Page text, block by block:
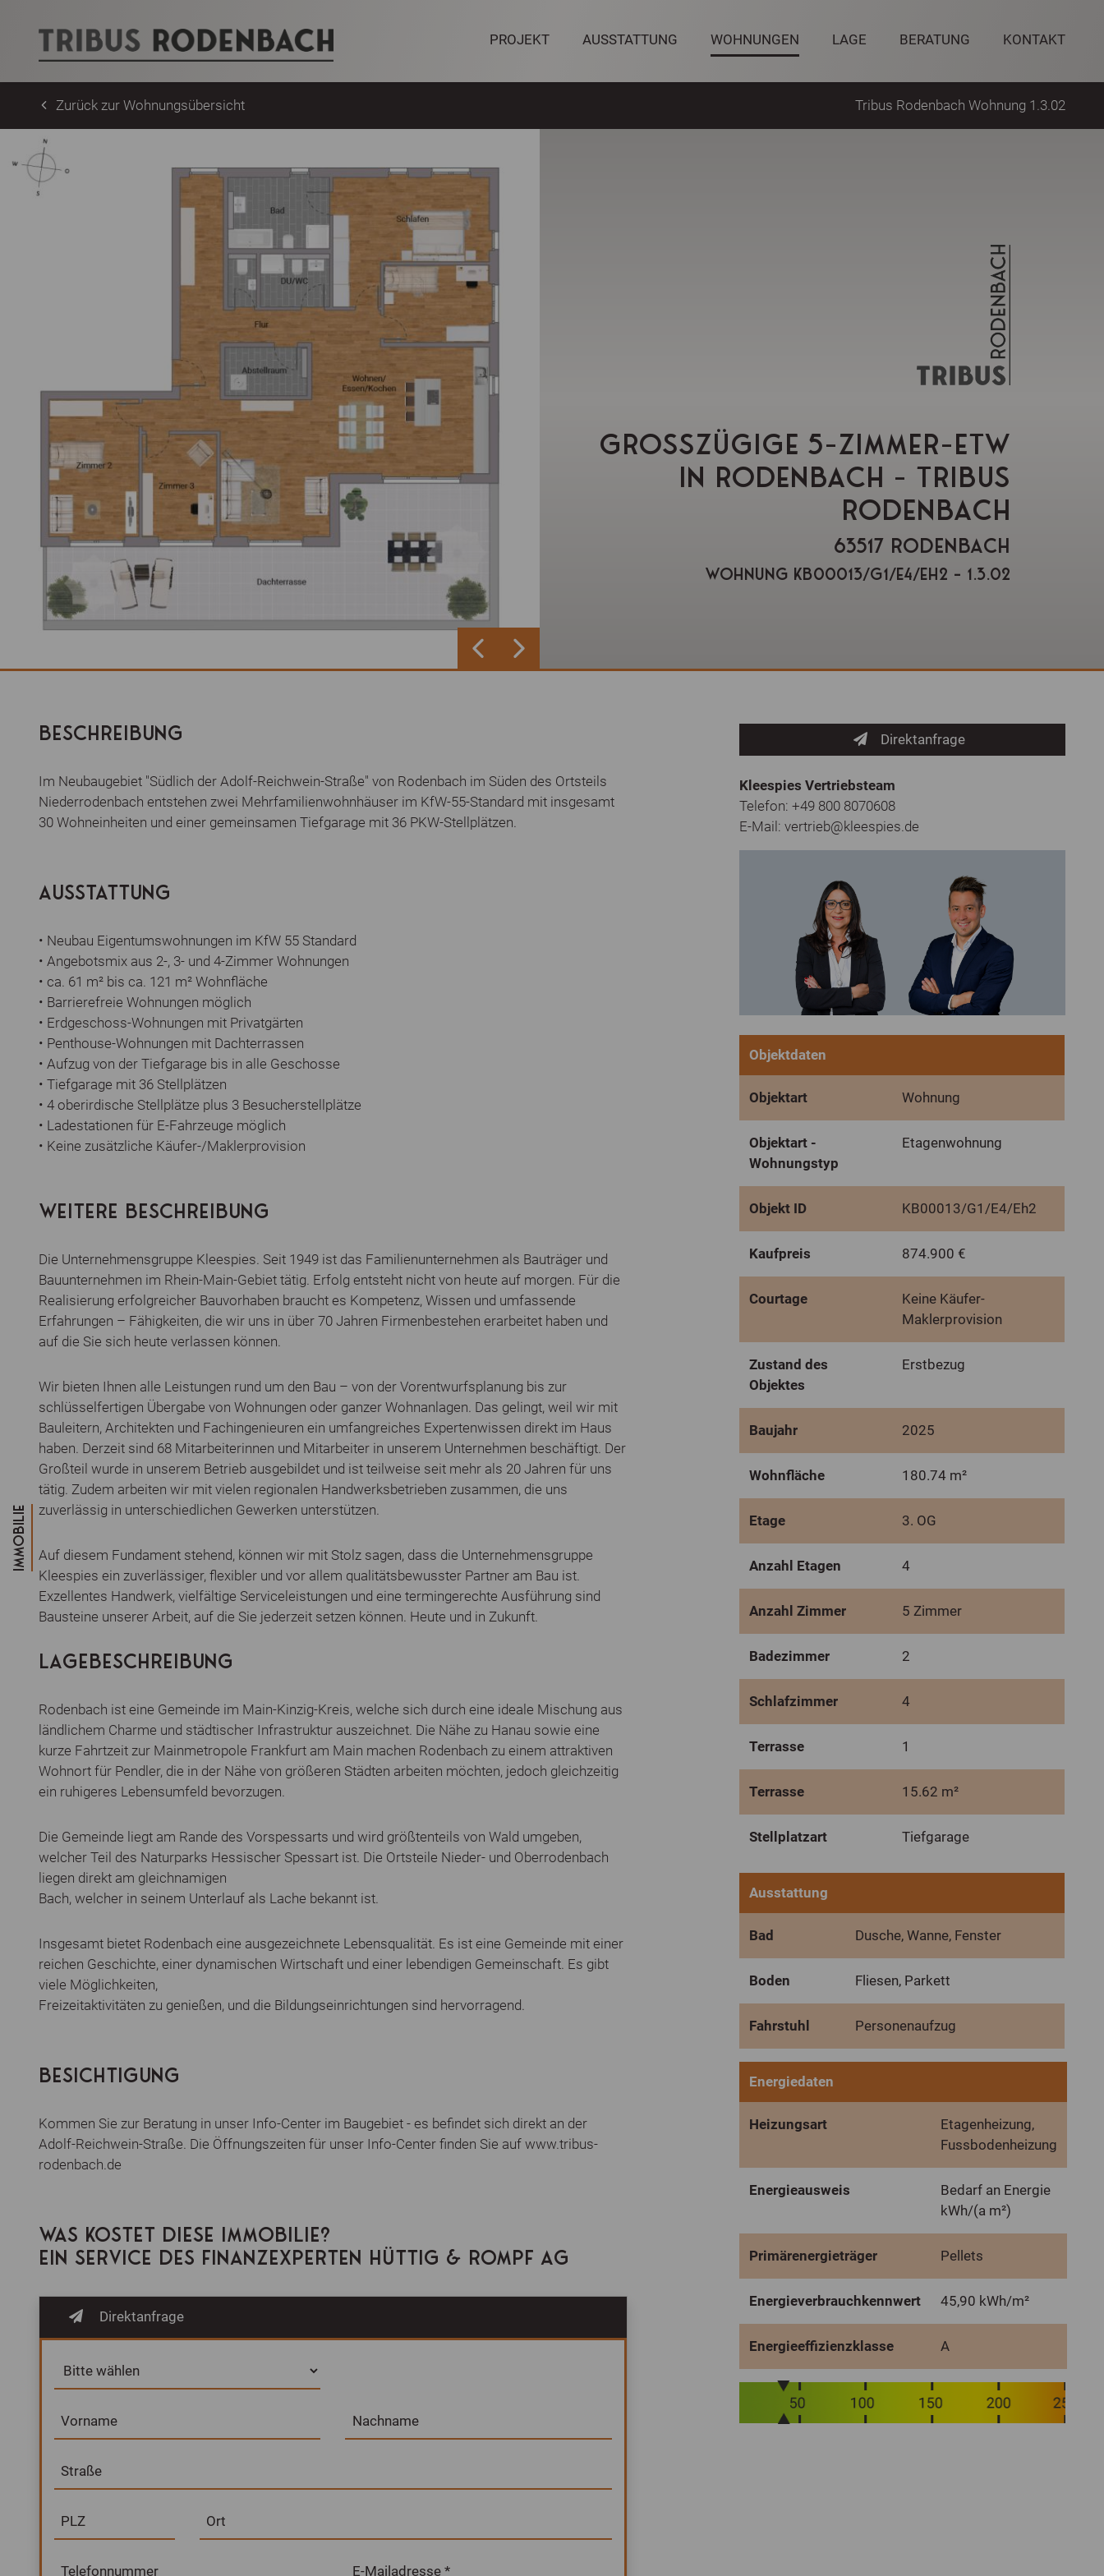
PROJEKT AUSSTATTUNG WOHNUNGEN LAGE BERATUNG KONTAKT
IMMOBILIE
Zurück zur Wohnungsübersicht Tribus Rodenbach Wohnung 1.3.02
GROSSZÜGIGE 5-ZIMMER-ETW I
N RODENBACH - TRIBUS R
ODENBACH
63517 RODENBACH
Wohnung KB00013/G1/E4/Eh2 - 1.3.02
BESCHREIBUNG
Im Neubaugebiet "Südlich der Adolf-Reichwein-Straße" von Rodenbach im Süden des Ortsteils
Niederrodenbach entstehen zwei Mehrfamilienwohnhäuser im KfW-55-Standard mit insgesamt
30 Wohneinheiten und einer gemeinsamen Tiefgarage mit 36 PKW-Stellplätzen.
AUSSTATTUNG
• Neubau Eigentumswohnungen im KfW 55 Standard
• Angebotsmix aus 2-, 3- und 4-Zimmer Wohnungen
• ca. 61 m² bis ca. 121 m² Wohnfläche
• Barrierefreie Wohnungen möglich
• Erdgeschoss-Wohnungen mit Privatgärten
• Penthouse-Wohnungen mit Dachterrassen
• Aufzug von der Tiefgarage bis in alle Geschosse
• Tiefgarage mit 36 Stellplätzen
• 4 oberirdische Stellplätze plus 3 Besucherstellplätze
• Ladestationen für E-Fahrzeuge möglich
• Keine zusätzliche Käufer-/Maklerprovision
WEITERE BESCHREIBUNG
Die Unternehmensgruppe Kleespies. Seit 1949 ist das Familienunternehmen als Bauträger und
Bauunternehmen im Rhein-Main-Gebiet tätig. Erfolg entsteht nicht von heute auf morgen. Für die
Realisierung erfolgreicher Bauvorhaben braucht es Kompetenz, Wissen und umfassende
Erfahrungen – Fähigkeiten, die wir uns in über 70 Jahren Firmenbestehen erarbeitet haben und
auf die Sie sich heute verlassen können.
Wir bieten Ihnen alle Leistungen rund um den Bau – von der Vorentwurfsplanung bis zur
schlüsselfertigen Übergabe von Wohnungen oder ganzer Wohnanlagen. Das gelingt, weil wir mit
Bauleitern, Architekten und Fachingenieuren ein umfangreiches Expertenwissen direkt im Haus
haben. Derzeit sind 68 Mitarbeiterinnen und Mitarbeiter in unserem Unternehmen beschäftigt. Der
Großteil wurde in unserem Betrieb ausgebildet und ist teilweise seit mehr als 20 Jahren für uns
tätig. Zudem arbeiten wir mit vielen regionalen Handwerksbetrieben zusammen, die uns
zuverlässig in unterschiedlichen Gewerken unterstützen.
Auf diesem Fundament stehend, können wir mit Stolz sagen, dass die Unternehmensgruppe
Kleespies ein zuverlässiger, flexibler und vor allem qualitätsbewusster Partner am Bau ist.
Exzellentes Handwerk, vielfältige Serviceleistungen und eine termingerechte Ausführung sind
Bausteine unserer Arbeit, auf die Sie jederzeit setzen können. Heute und in Zukunft.
LAGEBESCHREIBUNG
Rodenbach ist eine Gemeinde im Main-Kinzig-Kreis, welche sich durch eine ideale Mischung aus
ländlichem Charme und städtischer Infrastruktur auszeichnet. Die Nähe zu Hanau sowie eine
kurze Fahrtzeit zur Mainmetropole Frankfurt am Main machen Rodenbach zu einem attraktiven
Wohnort für Pendler, die in der Nähe von größeren Städten arbeiten möchten, jedoch gleichzeitig
ein ruhigeres Lebensumfeld bevorzugen.
Die Gemeinde liegt am Rande des Vorspessarts und wird größtenteils von Wald umgeben,
welcher Teil des Naturparks Hessischer Spessart ist. Die Ortsteile Nieder- und Oberrodenbach
liegen direkt am gleichnamigen
Bach, welcher in seinem Unterlauf als Lache bekannt ist.
Insgesamt bietet Rodenbach eine ausgezeichnete Lebensqualität. Es ist eine Gemeinde mit einer
reichen Geschichte, einer dynamischen Wirtschaft und einer lebendigen Gemeinschaft. Es gibt
viele Möglichkeiten,
Freizeitaktivitäten zu genießen, und die Bildungseinrichtungen sind hervorragend.
BESICHTIGUNG
Kommen Sie zur Beratung in unser Info-Center im Baugebiet - es befindet sich direkt an der
Adolf-Reichwein-Straße. Die Öffnungszeiten für unser Info-Center finden Sie auf www.tribus-
rodenbach.de
WAS KOSTET DIESE IMMOBILIE?
EIN SERVICE DES FINANZEXPERTEN HÜTTIG & ROMPF AG
Direktanfrage
Vorname Nachname
Straße
PLZ Ort
Telefonnummer E-Mailadresse *
Direktanfrage
Kleespies Vertriebsteam
Telefon: +49 800 8070608
E-Mail:vertrieb@kleespies.de
Objektdaten
Objektart Wohnung
Objektart -
Wohnungstyp
Etagenwohnung
Objekt ID KB00013/G1/E4/Eh2
Kaufpreis 874.900 €
Courtage
Keine Käufer-
Maklerprovision
Zustand des
Objektes
Erstbezug
Baujahr 2025
Wohnfläche 180.74 m²
Etage 3. OG
Anzahl Etagen 4
Anzahl Zimmer 5 Zimmer
Badezimmer 2
Schlafzimmer 4
Terrasse 1
Terrasse 15.62 m²
Stellplatzart Tiefgarage
Ausstattung
Bad Dusche, Wanne, Fenster
Boden Fliesen, Parkett
Fahrstuhl Personenaufzug
Energiedaten
Heizungsart
Etagenheizung,
Fussbodenheizung
Energieausweis
Bedarf an Energie
kWh/(a m²)
Primärenergieträger Pellets
Energieverbrauchkennwert 45,90 kWh/m²
Energieeffizienzklasse A